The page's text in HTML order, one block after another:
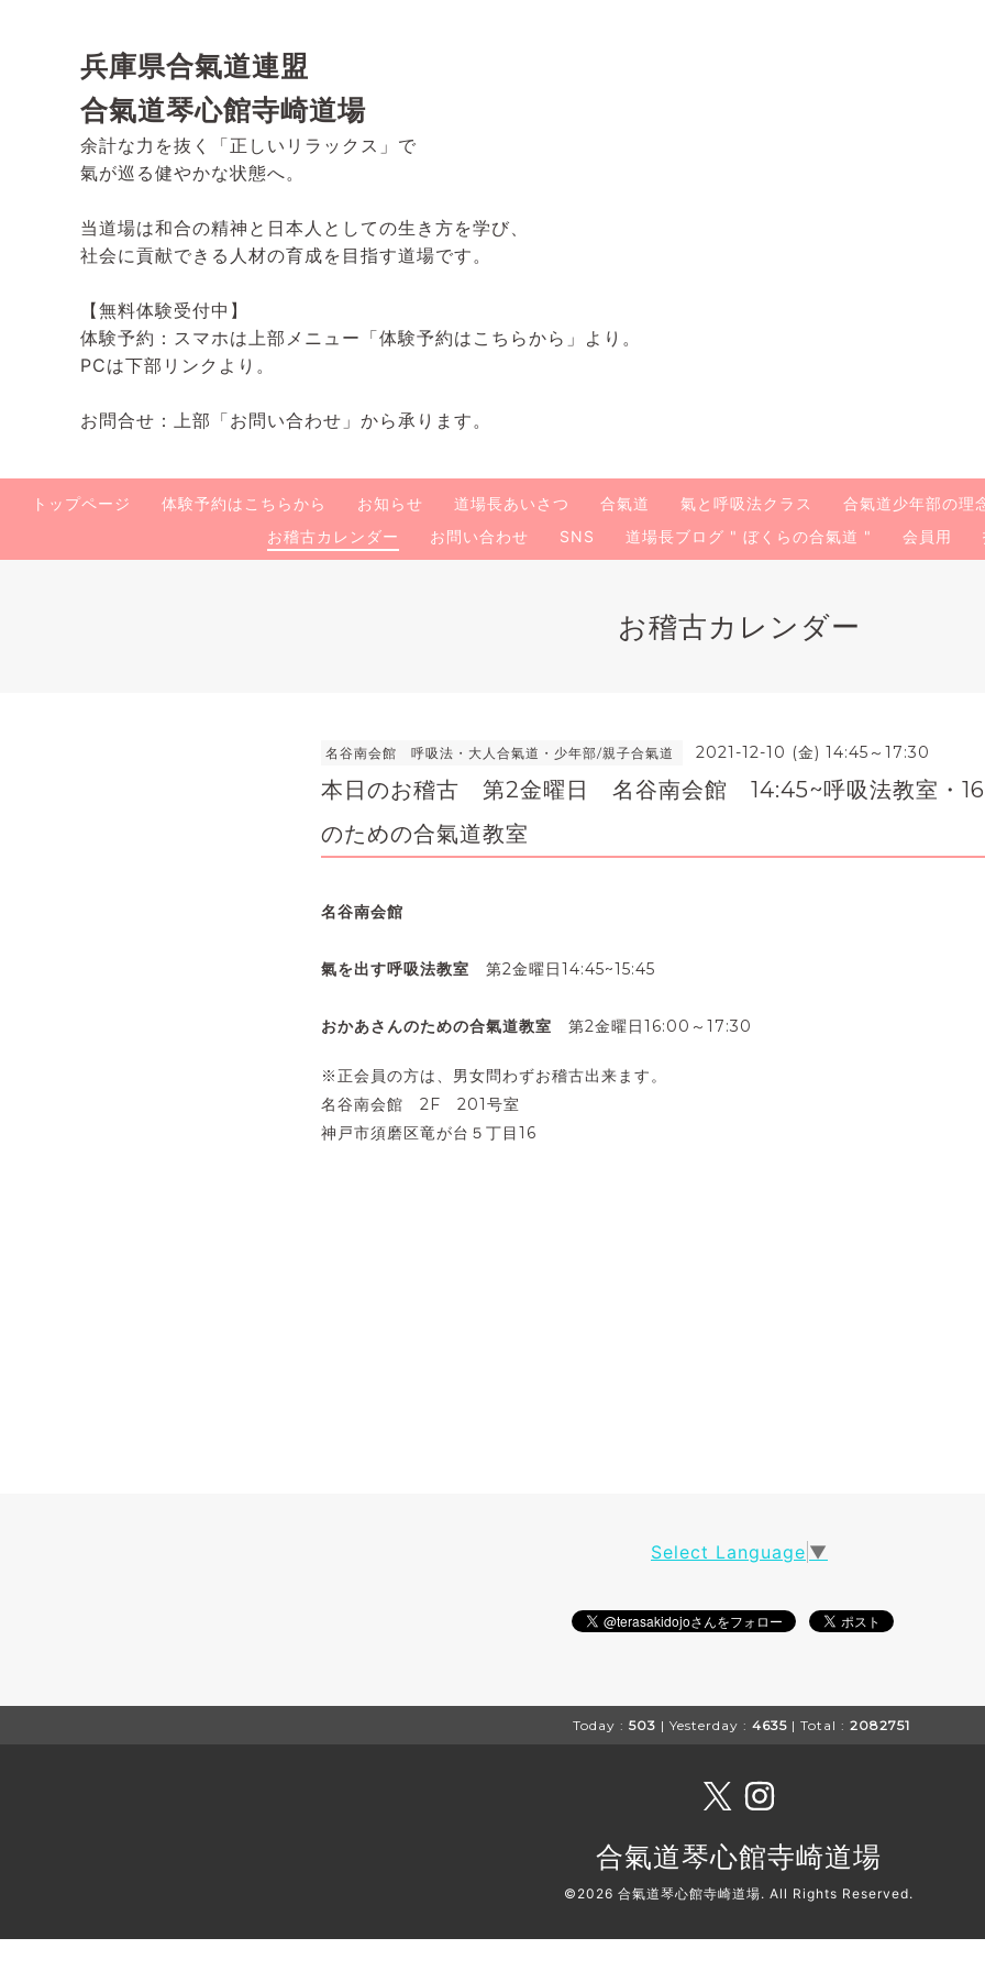
兵庫県合氣道連盟
合氣道琴心館寺崎道場
余計な力を抜く「正しいリラックス」で
氣が巡る健やかな状態へ。
当道場は和合の精神と日本人としての生き方を学び、
社会に貢献できる人材の育成を目指す道場です。
【無料体験受付中】
体験予約：スマホは上部メニュー「体験予約はこちらから」より。
PCは下部リンクより。
お問合せ：上部「お問い合わせ」から承ります。
トップページ 体験予約はこちらから お知らせ 道場長あいさつ 合氣道 氣と呼吸法クラス 合氣道少年部の理
お稽古カレンダー
お問い合わせ SNS 道場長ブログ " ぼくらの合氣道 " 会員用
お稽古カレンダー
名谷南会館 呼吸法・大人合氣道・少年部/親子合氣道 2021-12-10 (金) 14:45～17:30
本日のお稽古 第2金曜日 名谷南会館 14:45~呼吸法教室・
のための合氣道教室
名谷南会館
氣を出す呼吸法教室 第2金曜日14:45~15:45
おかあさんのための合氣道教室 第2金曜日16:00～17:30
※正会員の方は、男女問わずお稽古出来ます。
名谷南会館 2F 201号室
神戸市須磨区竜が台５丁目16
Select Language ▼
Today : 503 | Yesterday : 4635 | Total : 2082751
合氣道琴心館寺崎道場
©2026 合氣道琴心館寺崎道場. All Rights Reserved.